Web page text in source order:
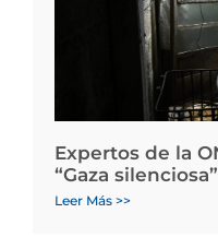
Expertos de la
“Gaza
Leer Más >>